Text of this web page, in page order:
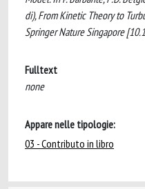
di), From Kinetic Theory to
Springer Nature Singapore
Fulltext
none
Appare nelle tipologie:
03 - Contributo in libro